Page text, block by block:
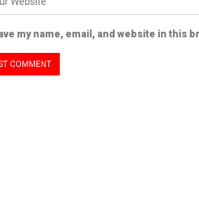
my name, email, and website in this